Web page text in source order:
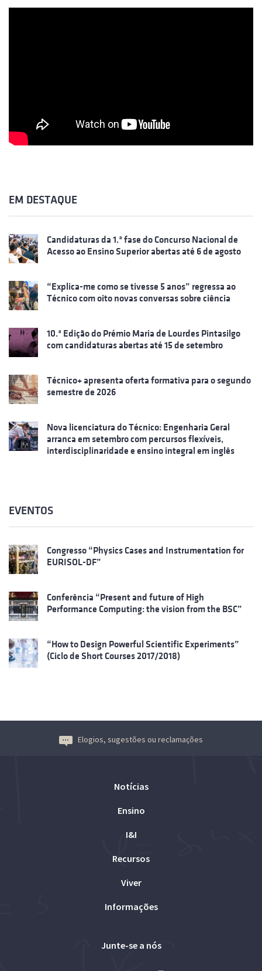
EM DESTAQUE
Candidaturas da 1.ª fase do Concurso Nacional de
Acesso ao Ensino Superior abertas até 6 de agosto
“Explica-me como se tivesse 5 anos” regressa ao
Técnico com oito novas conversas sobre ciência
10.ª Edição do Prémio Maria de Lourdes Pintasilgo
com candidaturas abertas até 15 de setembro
Técnico+ apresenta oferta formativa para o segundo
semestre de 2026
Nova licenciatura do Técnico: Engenharia Geral
arranca em setembro com percursos flexíveis,
interdisciplinaridade e ensino integral em inglês
EVENTOS
Congresso “Physics Cases and Instrumentation for
EURISOL-DF”
Conferência “Present and future of High
Performance Computing: the vision from the BSC”
“How to Design Powerful Scientific Experiments”
(Ciclo de Short Courses 2017/2018)
Elogios, sugestões ou reclamações
Notícias
Ensino
I&I
Recursos
Viver
Informações
Junte-se a nós